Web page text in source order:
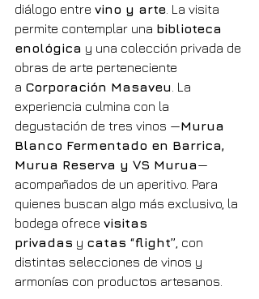
diálogo entre vino y arte . La visita
permite contemplar una biblioteca
enológica y una colección privada de
obras de arte perteneciente
a Corporación Masaveu . La
experiencia culmina con la
degustación de tres vinos —Murua
Blanco Fermentado en Barrica,
Murua Reserva y VS Murua—
acompañados de un aperitivo. Para
quienes buscan algo más exclusivo, la
bodega ofrece visitas
privadas y catas “flight” , con
distintas selecciones de vinos y
armonías con productos artesanos.